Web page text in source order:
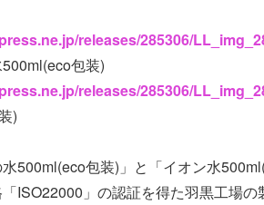
releases/285306/
包装)
releases/285306/
)
水500ml(eco包装)」と「イオン水
ISO22000」の認証を得た羽黒工場